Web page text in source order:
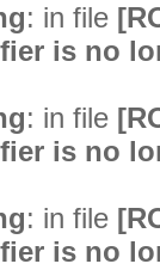
: in file
is no
: in file
is no
: in file
is no